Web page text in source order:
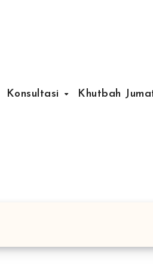
Konsultasi Khutbah